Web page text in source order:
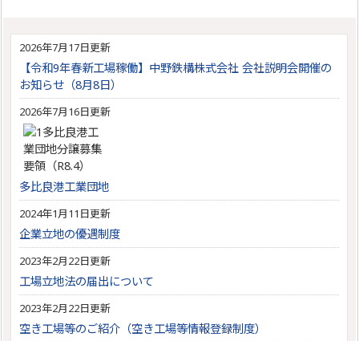
2026年7月17日更新
【令和9年春新工場稼働】中野鉄構株式会社 会社説明会開催の
お知らせ（8月8日）
2026年7月16日更新
多比良港工業団地
2024年1月11日更新
企業立地の優遇制度
2023年2月22日更新
工場立地法の届出について
2023年2月22日更新
空き工場等のご紹介（空き工場等情報登録制度）